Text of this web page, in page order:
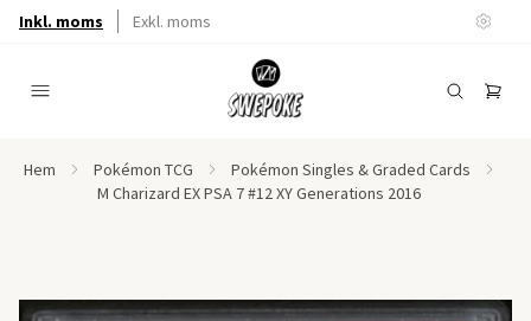
Inkl. moms Exkl. moms
Hem Pokémon TCG
Pokémon Singles & Graded Cards
M Charizard EX PSA 7 #12 XY Generations 2016